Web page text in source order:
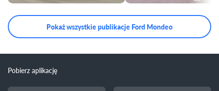
Pokaż wszystkie publikacje Ford Mondeo
Pobierz aplikację